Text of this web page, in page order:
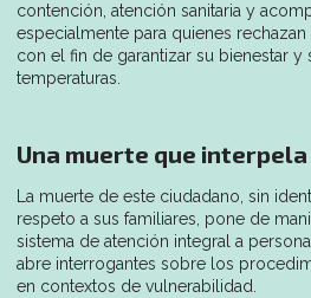
contención, atención sanitaria y
especialmente para quienes
con el fin de garantizar su bienestar y
temperaturas.
Una muerte que interpela
La muerte de este ciudadano, sin
respeto a sus familiares, pone de
sistema de atención integral a
abre interrogantes sobre los
en contextos de vulnerabilidad.